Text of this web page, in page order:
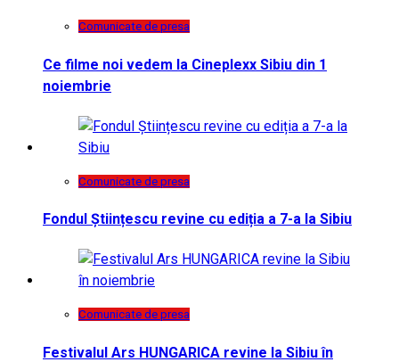
Comunicate de presa
Ce filme noi vedem la Cineplexx Sibiu din 1
noiembrie
Comunicate de presa
Fondul Științescu revine cu ediția a 7-a la Sibiu
Comunicate de presa
Festivalul Ars HUNGARICA revine la Sibiu în